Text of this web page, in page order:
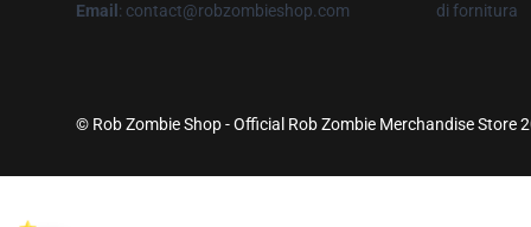
Email : contact@robzombieshop.com
di fornitura
© Rob Zombie Shop - Official Rob Zombie Merchandise Store